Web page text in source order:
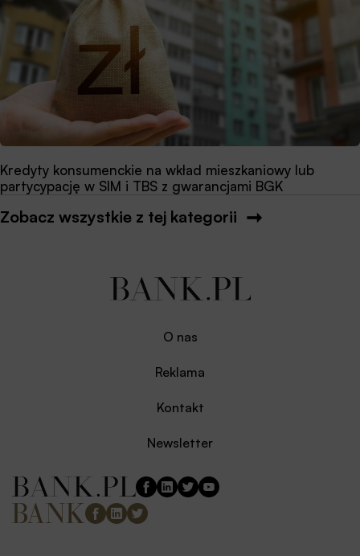
Kredyty konsumenckie na wkład mieszkaniowy lub
partycypację w SIM i TBS z gwarancjami BGK
Zobacz wszystkie z tej kategorii
O nas
Reklama
Kontakt
Newsletter